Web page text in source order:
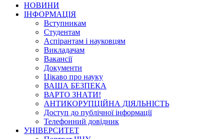
НОВИНИ
ІНФОРМАЦІЯ
Вступникам
Студентам
Аспірантам і науковцям
Викладачам
Вакансії
Документи
Цікаво про науку
ВАША БЕЗПЕКА
ВАРТО ЗНАТИ!
АНТИКОРУПЦІЙНА ДІЯЛЬНІСТЬ
Доступ до публічної інформації
Телефонний довідник
УНІВЕРСИТЕТ